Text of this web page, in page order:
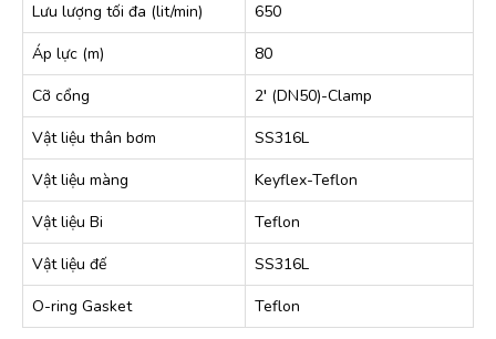
Lưu lượng tối đa (lit/min)
650
Áp lực (m)
80
Cỡ cổng
2′ (DN50)-Clamp
Vật liệu thân bơm
SS316L
Vật liệu màng
Keyflex-Teflon
Vật liệu Bi
Teflon
Vật liệu đế
SS316L
O-ring Gasket
Teflon